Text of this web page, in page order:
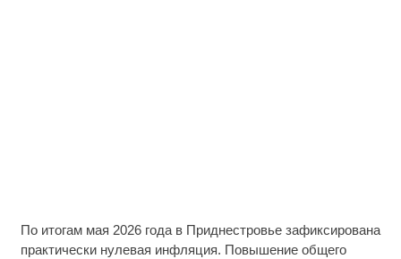
По итогам мая 2026 года в Приднестровье зафиксирована
практически нулевая инфляция. Повышение общего